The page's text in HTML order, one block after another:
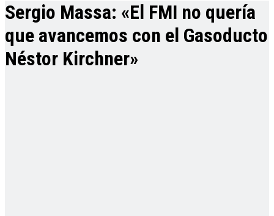
Sergio Massa: «El FMI no quería
que avancemos con el Gasoducto
Néstor Kirchner»